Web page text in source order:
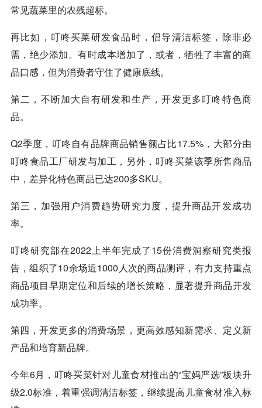
常见蔬菜里的农残超标。
再比如，叮咚买菜研发食品时，倡导清洁标签，除非必
需，绝少添加。有时成本增加了，或者，牺牲了丰富的商
品口感，但为消费者守住了健康底线。
第二，不断加大自有研发和生产，开发更多叮咚特色商
品。
Q2季度，叮咚自有品牌商品销售额占比17.5%，大部分由
叮咚食品工厂研发与加工，另外，叮咚买菜该季所售商品
中，差异化特色商品已达200多SKU。
第三，加强用户消费趋势研究力度，提升商品开发成功
率。
叮咚研究部在2022上半年完成了15份消费洞察研究类报
告，组织了10余场近1000人次的商品测评，有力支持重点
商品项目早期定位和后续的增长策略，显著提升商品开发
成功率。
第四，开发更多的消费场景，更高效感知新需求、定义新
产品和培育新品牌。
今年6月，叮咚买菜针对儿童食材推出的“宝妈严选”板块升
级2.0标准，着重强调清洁标签，继续提高儿童食材准入标